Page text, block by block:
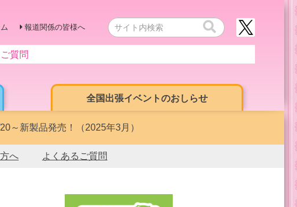
全国出張イベントのおしらせ
報道関係の皆様へ
質問
～新製品発売！（2025年3月）
へ よくあるご質問